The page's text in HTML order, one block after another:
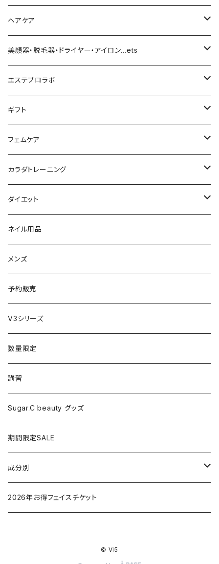
ファンデーション／パウダー
クッションファンデーション
リキッドファンデ
マスカラ／眉毛／アイシャドー
リップ／チーク
アイライナー
日焼け止め
導入化粧水／化粧水
美容液／アイクリーム
クリーム・乳液
クレンジング／洗顔
パック
ボディ＆ハンドクリーム
セット販売
ヘアケア
ヘアシャンプー／トリートメント
つるりんちょ
ヘアケア
スタイリング剤
育毛
コーム
美顔器・脱毛器・ドライヤー・アイロン…ets
MY TREX（マイトレックス）
KINUJO （絹女）
ヤーマン
ダイソン
リュミエリーナ
エレクトロン
ラディアント
コテ／アイロン
美顔器／スチーマー
シャワーヘッド
マッサージ
ドライヤー
脱毛器
クレイツ
エステプロラボ
ファスティング
サプリ・ハーブティー
ギフト
【ギフトチケット】お店で使える
母の日ギフト
【ギフトチケット】オンラインサイトで使える
ギフトセット
フェムケア
洗う（フェミニンウォッシュ）
保湿（オイル・ミルク）
生理・ニオイ・ムレ ケア
インナーケア（乳酸菌・腸内環境サポート・更年期ケア）
カラダトレーニング
リラックスアイテム
ダイエット
サプリ
ドリンク
プロテイン
セット
グッズ
ネイル用品
メンズ
予約販売
V3シリーズ
数量限定
講習
Sugar.C beauty グッズ
期間限定SALE
成分別
ヒアルロン酸
2026年お得フェイスチケット
© Vi5